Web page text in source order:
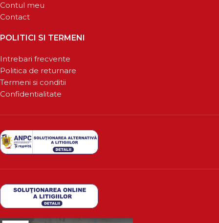
Contul meu
Contact
POLITICI SI TERMENI
Intrebari frecvente
Politica de returnare
Termeni si conditii
Confidentialitate